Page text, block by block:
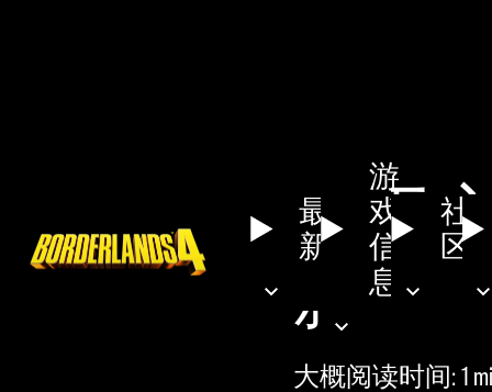
最
新
游
戏
信
息
社
区
《无
新
大概阅读时间 1